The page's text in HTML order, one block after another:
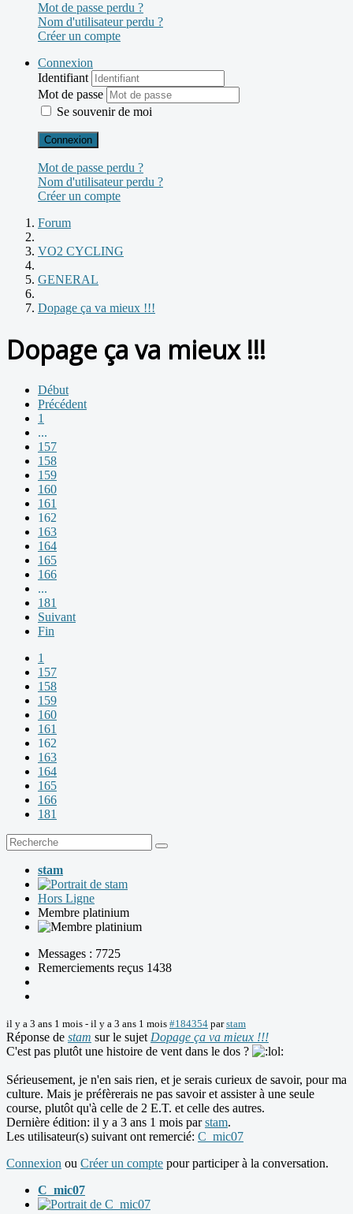
Mot de passe perdu ?
Nom d'utilisateur perdu ?
Créer un compte
Connexion
Identifiant
Mot de passe
Se souvenir de moi
Connexion
Mot de passe perdu ?
Nom d'utilisateur perdu ?
Créer un compte
Forum
VO2 CYCLING
GENERAL
Dopage ça va mieux !!!
Dopage ça va mieux !!!
Début
Précédent
1
...
157
158
159
160
161
162
163
164
165
166
...
181
Suivant
Fin
1
157
158
159
160
161
162
163
164
165
166
181
stam
Hors Ligne
Membre platinium
Messages : 7725
Remerciements reçus 1438
il y a 3 ans 1 mois - il y a 3 ans 1 mois #184354 parstam
Réponse de stam sur le sujet Dopage ça va mieux !!!
C'est pas plutôt une histoire de vent dans le dos ?
Sérieusement, je n'en sais rien, et je serais curieux de savoir, pour ma
culture. Mais je préfèrerais ne pas savoir et assister à une seule
course, plutôt qu'à celle de 2 E.T. et celle des autres.
Dernière édition: il y a 3 ans 1 mois parstam.
Les utilisateur(s) suivant ont remercié: C_mic07
Connexion ou Créer un compte pour participer à la conversation.
C_mic07